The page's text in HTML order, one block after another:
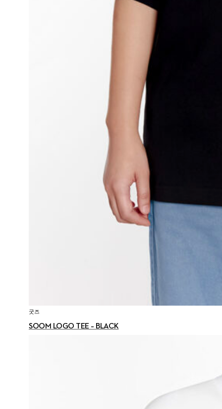
굿즈
SOOM LOGO TEE – BLACK